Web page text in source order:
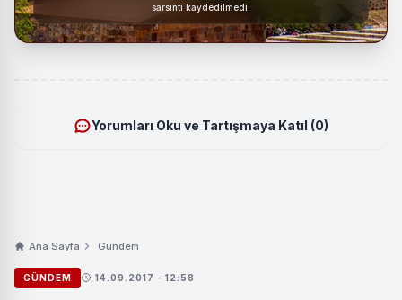
sarsıntı kaydedilmedi.
Yorumları Oku ve Tartışmaya Katıl (0)
Ana Sayfa Gündem
GÜNDEM 14.09.2017 - 12:58